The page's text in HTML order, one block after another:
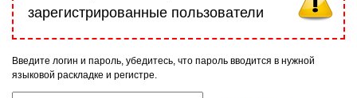
зарегистрированные пользователи
Введите логин и пароль, убедитесь, что пароль вводится в нужной
языковой раскладке и регистре.